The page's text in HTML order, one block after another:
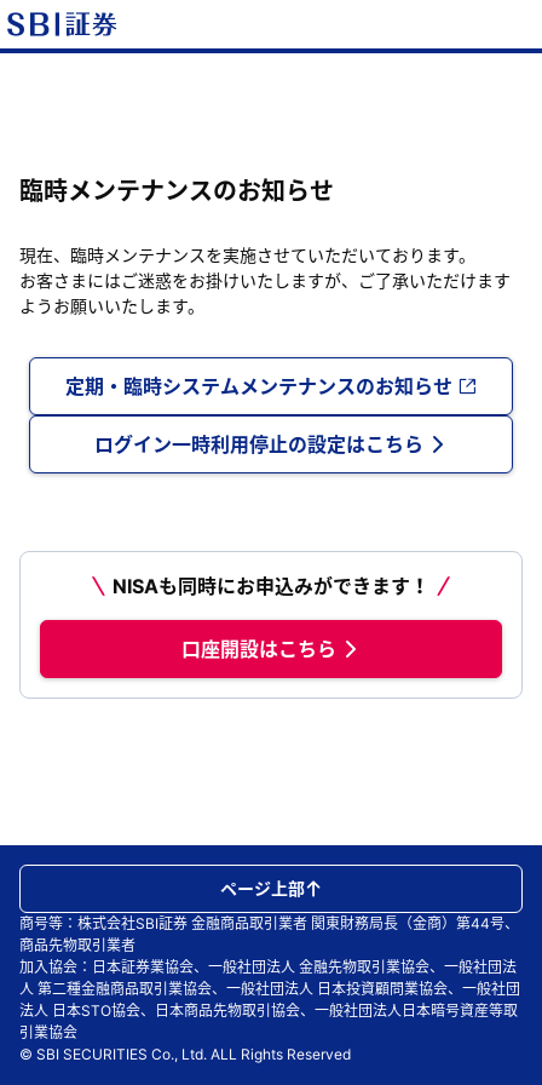
臨時メンテナンスのお知らせ
現在、臨時メンテナンスを実施させていただいております。
お客さまにはご迷惑をお掛けいたしますが、ご了承いただけます
ようお願いいたします。
定期・臨時システムメンテナンスのお知らせ
ログイン一時利用停止の設定はこちら
NISAも同時にお申込みができます！
口座開設はこちら
商号等：株式会社SBI証券 金融商品取引業者 関東財務局長（金商）第44号、
商品先物取引業者
加入協会：日本証券業協会、一般社団法人 金融先物取引業協会、一般社団法
人 第二種金融商品取引業協会、一般社団法人 日本投資顧問業協会、一般社団
法人 日本STO協会、日本商品先物取引協会、一般社団法人日本暗号資産等取
引業協会
© SBI SECURITIES Co., Ltd. ALL Rights Reserved
ページ上部